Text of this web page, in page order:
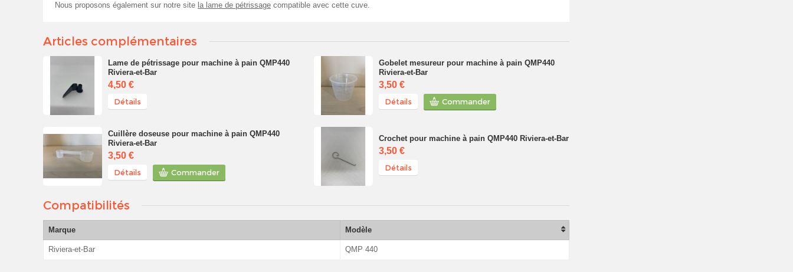
Nous proposons également sur notre site la lame de pétrissage compatible avec cette cuve.
Articles complémentaires
Lame de pétrissage pour machine à pain QMP440
Riviera-et-Bar
4,50 €
Détails
Gobelet mesureur pour machine à pain QMP440
Riviera-et-Bar
3,50 €
Détails Commander
Cuillère doseuse pour machine à pain QMP440
Riviera-et-Bar
3,50 €
Détails Commander
Crochet pour machine à pain QMP440 Riviera-et-Bar
3,50 €
Détails
Compatibilités
Marque Modèle
Riviera-et-Bar QMP 440